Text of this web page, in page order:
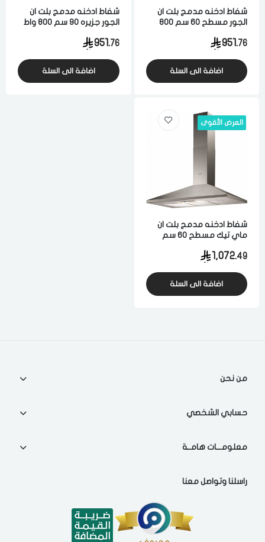
شفاط ادخنه مدمج بلت ان
الجور مسطح 60 سم 800
951.76
اضافة الى السلة
شفاط ادخنه مدمج بلت ان
الجور جزيره 90 سم 800 واط
951.76
اضافة الى السلة
العرض الأقوى
شفاط ادخنه مدمج بلت ان
ماي تيك مسطح 60 سم
1,072.49
اضافة الى السلة
من نحن
حسابي الشخصي
معلومـــات هامــة
راسلنا وتواصل معنا